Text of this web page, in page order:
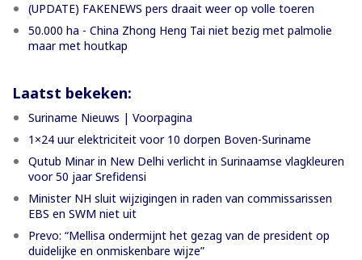
(UPDATE) FAKENEWS pers draait weer op volle toeren
50.000 ha - China Zhong Heng Tai niet bezig met palmolie
maar met houtkap
Laatst bekeken:
Suriname Nieuws | Voorpagina
1×24 uur elektriciteit voor 10 dorpen Boven-Suriname
Qutub Minar in New Delhi verlicht in Surinaamse vlagkleuren
voor 50 jaar Srefidensi
Minister NH sluit wijzigingen in raden van commissarissen
EBS en SWM niet uit
Prevo: “Mellisa ondermijnt het gezag van de president op
duidelijke en onmiskenbare wijze”